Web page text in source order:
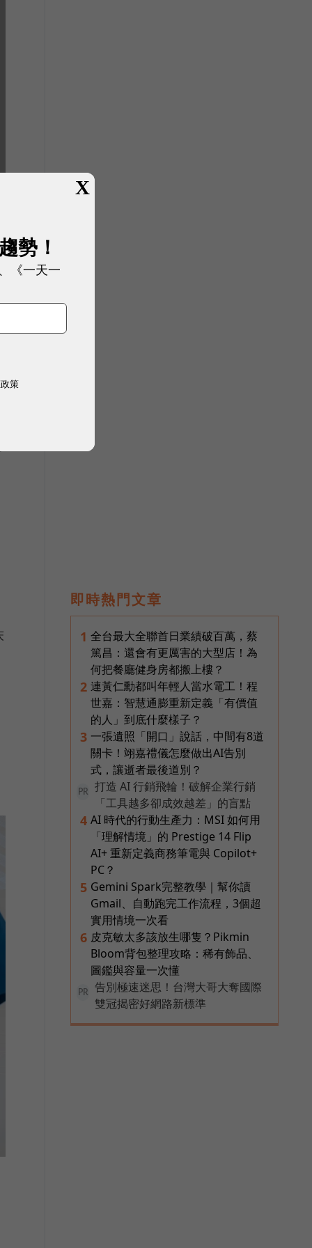
即時熱門文章
1 全台最大全聯首日業績破百萬，蔡
篤昌：還會有更厲害的大型店！為
何把餐廳健身房都搬上樓？
2 連黃仁勳都叫年輕人當水電工！程
世嘉：智慧通膨重新定義「有價值
的人」到底什麼樣子？
3 一張遺照「開口」說話，中間有8道
關卡！翊嘉禮儀怎麼做出AI告別
式，讓逝者最後道別？
PR
打造 AI 行銷飛輪！破解企業行銷
「工具越多卻成效越差」的盲點
4 AI 時代的行動生產力：MSI 如何用
「理解情境」的 Prestige 14 Flip
AI+ 重新定義商務筆電與 Copilot+
PC？
5 Gemini Spark完整教學｜幫你讀
Gmail、自動跑完工作流程，3個超
實用情境一次看
6 皮克敏太多該放生哪隻？Pikmin
Bloom背包整理攻略：稀有飾品、
圖鑑與容量一次懂
PR
告別極速迷思！台灣大哥大奪國際
雙冠揭密好網路新標準
X
勢！
《一天一
策